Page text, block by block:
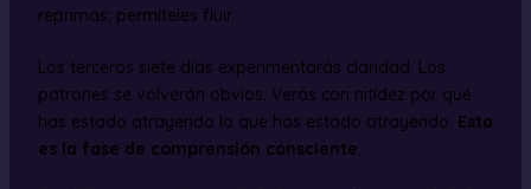
reprimas; permíteles fluir.
Los terceros siete días experimentarás claridad. Los
patrones se volverán obvios. Verás con nitidez por qué
has estado atrayendo lo que has estado atrayendo. Esta
es la fase de comprensión consciente.